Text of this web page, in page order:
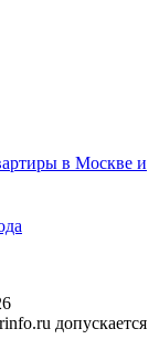
в Москве и
допускается